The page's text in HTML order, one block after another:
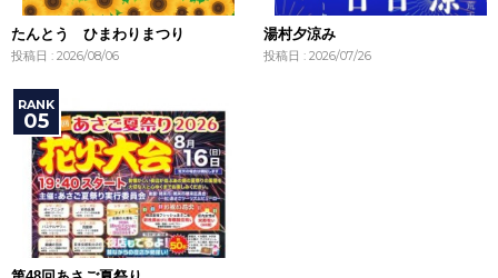
たんとう ひまわりまつり
投稿日 : 2026/08/06
湯村夕涼み
投稿日 : 2026/07/26